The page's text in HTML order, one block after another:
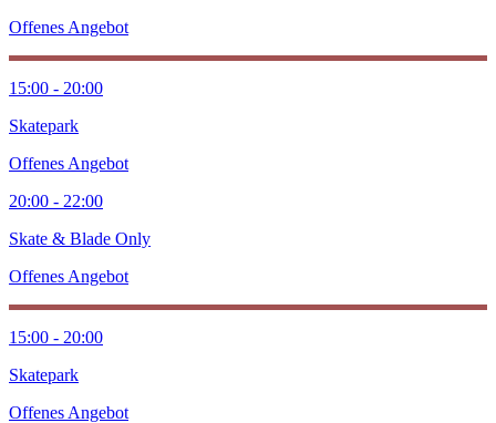
Offenes Angebot
15:00 - 20:00
Skatepark
Offenes Angebot
20:00 - 22:00
Skate & Blade Only
Offenes Angebot
15:00 - 20:00
Skatepark
Offenes Angebot